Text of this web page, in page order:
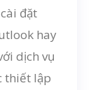
đặt
hay
dịch vụ
thiết lập